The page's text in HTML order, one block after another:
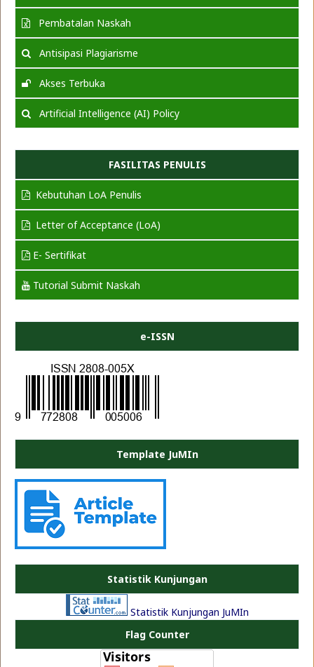
Pembatalan Naskah
Antisipasi Plagiarisme
Akses Terbuka
Artificial Intelligence (AI) Policy
FASILITAS PENULIS
Kebutuhan LoA Penulis
Letter of Acceptance (LoA)
E- Sertifikat
Tutorial Submit Naskah
e-ISSN
Template JuMIn
Statistik Kunjungan
Statistik Kunjungan JuMIn
Flag Counter